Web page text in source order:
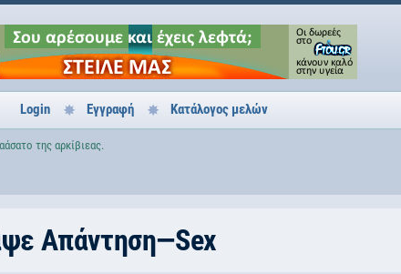
Login Εγγραφή Κατάλογος μελών
της αρκίβιεας.
Απάντηση—Sex